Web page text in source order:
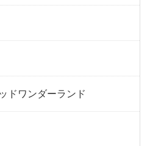
ドワンダーランド